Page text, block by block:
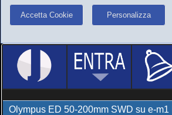
Accetta Cookie Personalizza
Olympus ED 50-200mm SWD su e-m1 II